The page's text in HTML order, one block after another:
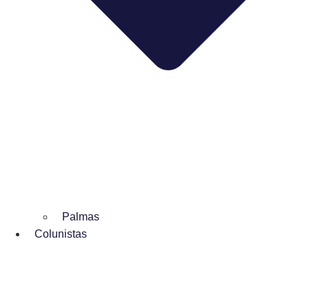
Palmas
Colunistas